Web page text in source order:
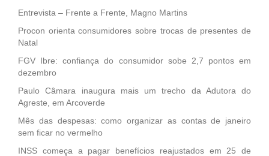
Entrevista – Frente a Frente, Magno Martins
Procon orienta consumidores sobre trocas de presentes de
Natal
FGV Ibre: confiança do consumidor sobe 2,7 pontos em
dezembro
Paulo Câmara inaugura mais um trecho da Adutora do
Agreste, em Arcoverde
Mês das despesas: como organizar as contas de janeiro
sem ficar no vermelho
INSS começa a pagar benefícios reajustados em 25 de